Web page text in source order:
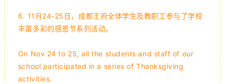
6. 11月24-25日，成都王府全体学生及教职工参与了学校
丰富多彩的感恩节系列活动。
On Nov 24 to 25, all the students and staff of our
school participated in a series of Thanksgiving
activities.